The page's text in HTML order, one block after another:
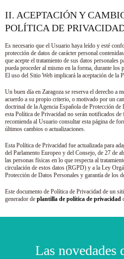
II. ACEPTACIÓN Y
POLÍTICA DE
Es necesario que el Usuario haya leído y esté
protección de datos de carácter personal
que acepte el tratamiento de sus datos personales
pueda proceder al mismo en la forma, durante los
El uso del Sitio Web implicará la aceptación de la
Un buen día en Zaragoza se reserva el derecho a
acuerdo a su propio criterio, o motivado por un
doctrinal de la Agencia Española de Protección
esta Política de Privacidad no serán notificados
recomienda al Usuario consultar esta página de
últimos cambios o actualizaciones.
Esta Política de Privacidad fue actualizada para
del Parlamento Europeo y del Consejo, de 27 de
las personas físicas en lo que respecta al
circulación de estos datos (RGPD) y a la Ley
Protección de Datos Personales y garantía de los
Este documento de Política de Privacidad de un
generador de plantilla de política de privacidad
Las novedades